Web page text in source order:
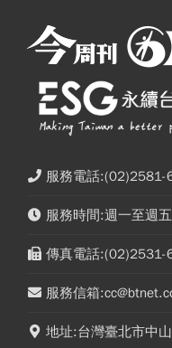
服務電話
服務時間:週一至週
傳真電話:(02)2531-
服務信箱
地址:台灣臺北市中